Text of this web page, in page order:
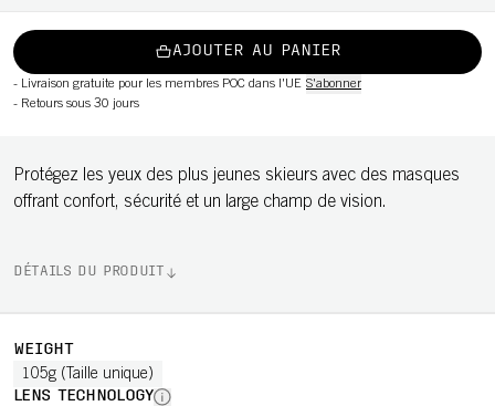
AJOUTER AU PANIER
- Livraison gratuite pour les membres POC dans l'UE S'abonner
- Retours sous 30 jours
Protégez les yeux des plus jeunes skieurs avec des masques
offrant confort, sécurité et un large champ de vision.
DÉTAILS DU PRODUIT
WEIGHT
105g (Taille unique)
LENS TECHNOLOGY